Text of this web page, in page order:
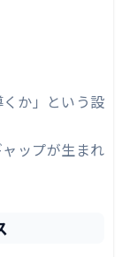
か」という設
ップが生まれ